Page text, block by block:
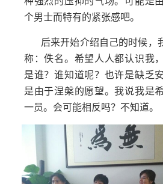
个男士而特有的紧张感吧。
后来开始介绍自己的时候，
称：佚名。希望人人都认识我
是谁？谁知道呢？也许是缺乏
是由于涅槃的愿望。我说我是
一员。会可能相反吗？不知道。